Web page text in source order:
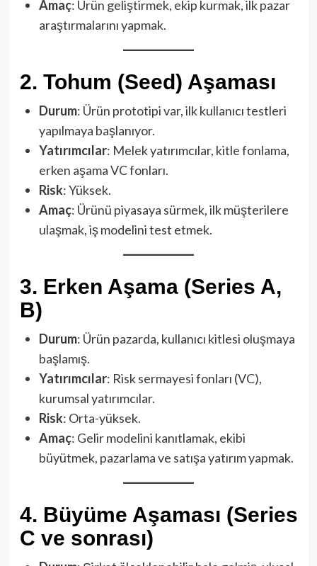
Amaç: Ürün geliştirmek, ekip kurmak, ilk pazar
araştırmalarını yapmak.
2. Tohum (Seed) Aşaması
Durum: Ürün prototipi var, ilk kullanıcı testleri
yapılmaya başlanıyor.
Yatırımcılar: Melek yatırımcılar, kitle fonlama,
erken aşama VC fonları.
Risk: Yüksek.
Amaç: Ürünü piyasaya sürmek, ilk müşterilere
ulaşmak, iş modelini test etmek.
3. Erken Aşama (Series A,
B)
Durum: Ürün pazarda, kullanıcı kitlesi oluşmaya
başlamış.
Yatırımcılar: Risk sermayesi fonları (VC),
kurumsal yatırımcılar.
Risk: Orta-yüksek.
Amaç: Gelir modelini kanıtlamak, ekibi
büyütmek, pazarlama ve satışa yatırım yapmak.
4. Büyüme Aşaması (Series
C ve sonrası)